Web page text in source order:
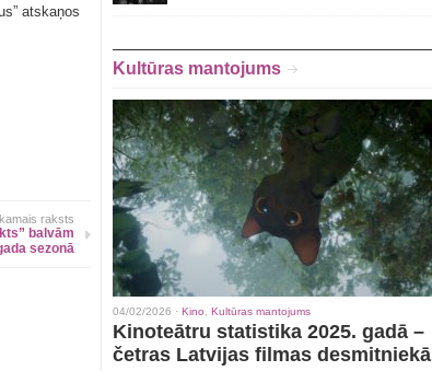
atskaņos
raksts
balvām
sezonā
Kultūras mantojums
04/02/2026 · Kino Kultūras mantojums
Kinoteātru statistika 2025. gadā –
četras Latvijas filmas desmitniekā